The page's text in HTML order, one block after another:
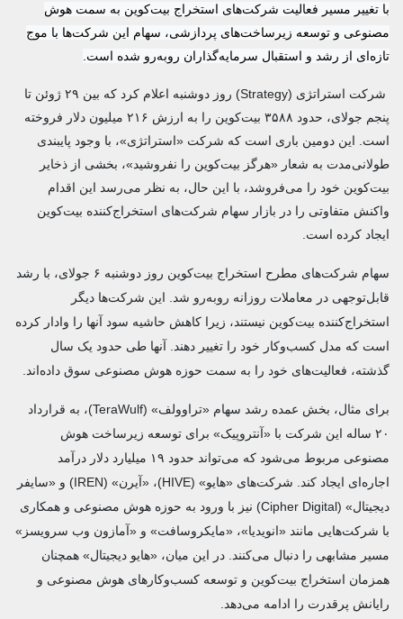
با تغییر مسیر فعالیت شرکت‌های استخراج بیت‌کوین به سمت هوش
مصنوعی و توسعه زیرساخت‌های پردازشی، سهام این شرکت‌ها با موج
تازه‌ای از رشد و استقبال سرمایه‌گذاران روبه‌رو شده است.
شرکت استراتژی (Strategy) روز دوشنبه اعلام کرد که بین ۲۹ ژوئن تا
پنجم جولای، حدود ۳۵۸۸ بیت‌کوین را به ارزش ۲۱۶ میلیون دلار فروخته
است. این دومین باری است که شرکت «استراتژی»، با وجود پایبندی
طولانی‌مدت به شعار «هرگز بیت‌کوین را نفروشید»، بخشی از ذخایر
بیت‌کوین خود را می‌فروشد، با این حال، به نظر می‌رسد این اقدام
واکنش متفاوتی را در بازار سهام شرکت‌های استخراج‌کننده بیت‌کوین
ایجاد کرده است.
سهام شرکت‌های مطرح استخراج بیت‌کوین روز دوشنبه ۶ جولای، با رشد
قابل‌توجهی در معاملات روزانه روبه‌رو شد. این شرکت‌ها دیگر
استخراج‌کننده بیت‌کوین نیستند، زیرا کاهش حاشیه سود آنها را وادار کرده
است که مدل کسب‌وکار خود را تغییر دهند. آنها طی حدود یک سال
گذشته، فعالیت‌های خود را به سمت حوزه هوش مصنوعی سوق داده‌اند.
برای مثال، بخش عمده رشد سهام «تراوولف» (TeraWulf)، به قرارداد
۲۰ ساله این شرکت با «آنتروپیک» برای توسعه زیرساخت هوش
مصنوعی مربوط می‌شود که می‌تواند حدود ۱۹ میلیارد دلار درآمد
اجاره‌ای ایجاد کند. شرکت‌های «هایو» (HIVE)، «آیرن» (IREN) و «سایفر
دیجیتال» (Cipher Digital) نیز با ورود به حوزه هوش مصنوعی و همکاری
با شرکت‌هایی مانند «انویدیا»، «مایکروسافت» و «آمازون وب سرویسز»
مسیر مشابهی را دنبال می‌کنند. در این میان، «هایو دیجیتال» همچنان
همزمان استخراج بیت‌کوین و توسعه کسب‌وکارهای هوش مصنوعی و
رایانش پرقدرت را ادامه می‌دهد.